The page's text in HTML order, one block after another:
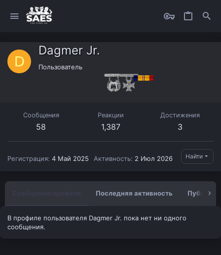
D
Dagmer Jr.
Пользователь
Сообщения
58
Реакции
1,387
Достижения
3
Регистрация 4 Май 2025 Активность 2 Июл 2026 Найти
Последняя активность
В профиле пользователя Dagmer Jr. пока нет ни одного
сообщения.